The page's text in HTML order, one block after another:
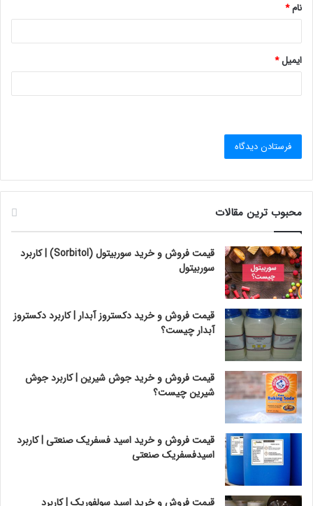
نام*
ایمیل*
محبوب ترین مقالات
قیمت فروش و خرید سوربیتول (Sorbitol) | کاربرد
سوربیتول
قیمت فروش و خرید دکستروز آبدار | کاربرد دکستروز
آبدار چیست؟
قیمت فروش و خرید جوش شیرین | کاربرد جوش
شیرین چیست؟
قیمت فروش و خرید اسید فسفریک صنعتی | کاربرد
اسیدفسفریک صنعتی
قیمت فروش و خرید اسید سولفوریک | کاربرد